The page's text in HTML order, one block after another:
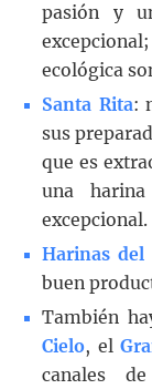
pasión y
ecológica
Santa Rita:
sus
que es
una
excepcional.
Harinas del
buen
También
Cielo, el
canales